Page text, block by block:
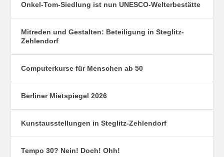
Onkel-Tom-Siedlung ist nun UNESCO-Welterbestätte
Mitreden und Gestalten: Beteiligung in Steglitz-
Zehlendorf
Computerkurse für Menschen ab 50
Berliner Mietspiegel 2026
Kunstausstellungen in Steglitz-Zehlendorf
Tempo 30? Nein! Doch! Ohh!